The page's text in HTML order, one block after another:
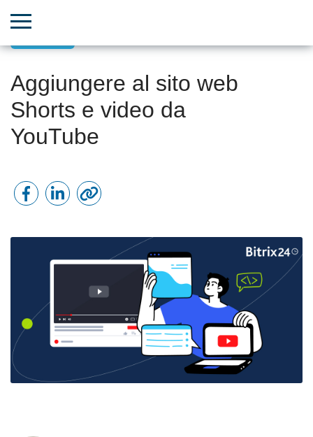
Aggiungere al sito web
Shorts e video da
YouTube